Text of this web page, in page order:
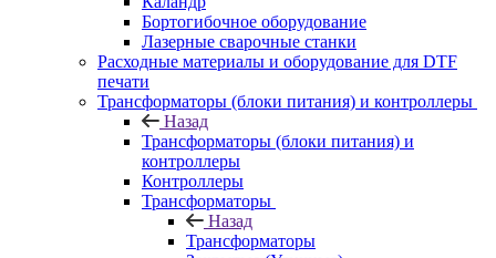
Бортогибочное оборудование
Лазерные сварочные станки
Расходные материалы и оборудование для DTF
печати
Трансформаторы (блоки питания) и контроллеры
Назад
Трансформаторы (блоки питания) и
контроллеры
Контроллеры
Трансформаторы
Назад
Трансформаторы